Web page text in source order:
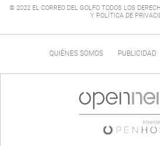
© 2022 EL CORREO DEL GOLFO TODOS LOS
Y POLÍTICA DE
QUIÉNES SOMOS PUBLICIDAD